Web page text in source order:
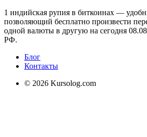
1 индийская рупия в биткоинах —
позволяющий бесплатно произвести
одной валюты в другую на сегодня
РФ.
Блог
Контакты
© 2026 Kursolog.com